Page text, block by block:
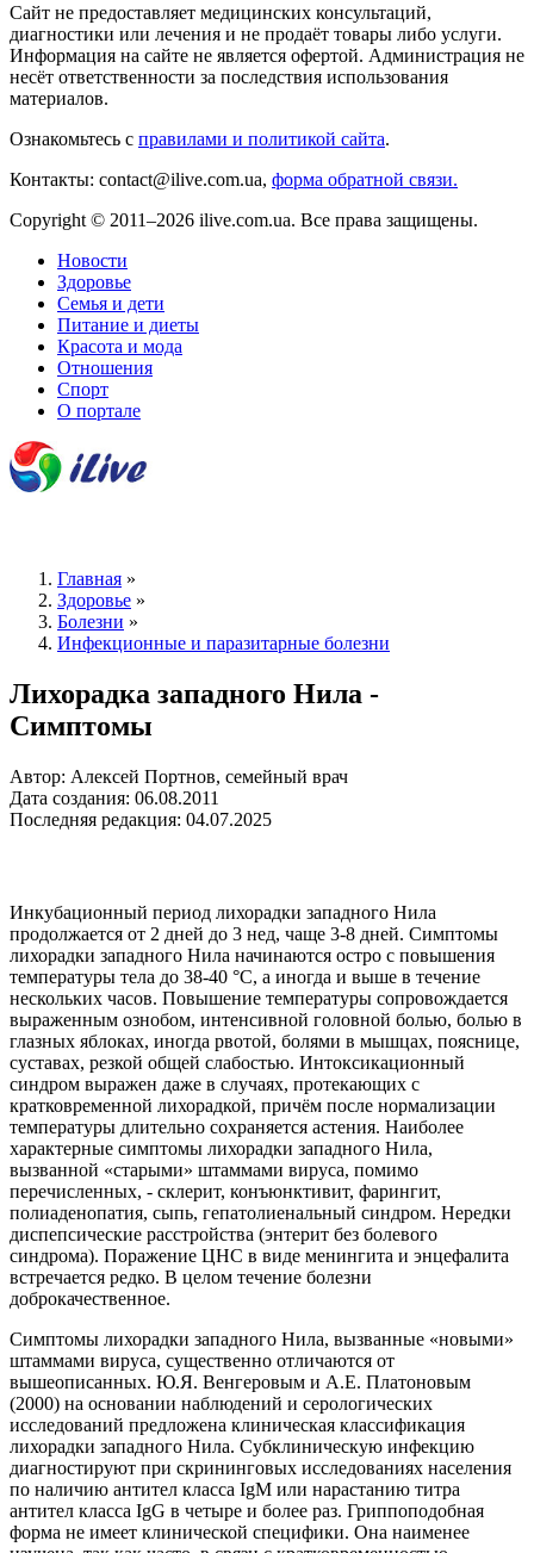
Сайт не предоставляет медицинских консультаций,
диагностики или лечения и не продаёт товары либо услуги.
Информация на сайте не является офертой. Администрация не
несёт ответственности за последствия использования
материалов.
Ознакомьтесь с правилами и политикой сайта.
Контакты: contact@ilive.com.ua, форма обратной связи.
Copyright © 2011–2026 ilive.com.ua. Все права защищены.
Новости
Здоровье
Семья и дети
Питание и диеты
Красота и мода
Отношения
Спорт
О портале
Главная »
Здоровье »
Болезни »
Инфекционные и паразитарные болезни
Лихорадка западного Нила -
Симптомы
Автор: Алексей Портнов, семейный врач
Дата создания: 06.08.2011
Последняя редакция: 04.07.2025
Инкубационный период лихорадки западного Нила
продолжается от 2 дней до 3 нед, чаще 3-8 дней. Симптомы
лихорадки западного Нила начинаются остро с повышения
температуры тела до 38-40 °С, а иногда и выше в течение
нескольких часов. Повышение температуры сопровождается
выраженным ознобом, интенсивной головной болью, болью в
глазных яблоках, иногда рвотой, болями в мышцах, пояснице,
суставах, резкой общей слабостью. Интоксикационный
синдром выражен даже в случаях, протекающих с
кратковременной лихорадкой, причём после нормализации
температуры длительно сохраняется астения. Наиболее
характерные симптомы лихорадки западного Нила,
вызванной «старыми» штаммами вируса, помимо
перечисленных, - склерит, конъюнктивит, фарингит,
полиаденопатия, сыпь, гепатолиенальный синдром. Нередки
диспепсические расстройства (энтерит без болевого
синдрома). Поражение ЦНС в виде менингита и энцефалита
встречается редко. В целом течение болезни
доброкачественное.
Симптомы лихорадки западного Нила, вызванные «новыми»
штаммами вируса, существенно отличаются от
вышеописанных. Ю.Я. Венгеровым и А.Е. Платоновым
(2000) на основании наблюдений и серологических
исследований предложена клиническая классификация
лихорадки западного Нила. Субклиническую инфекцию
диагностируют при скрининговых исследованиях населения
по наличию антител класса IgM или нарастанию титра
антител класса IgG в четыре и более раз. Гриппоподобная
форма не имеет клинической специфики. Она наименее